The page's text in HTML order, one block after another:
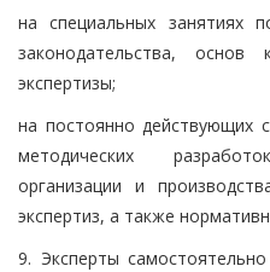
на специальных занятиях
законодательства, основ
экспертизы;
на постоянно действующих
методических
организации и
экспертиз, а также
9. Эксперты